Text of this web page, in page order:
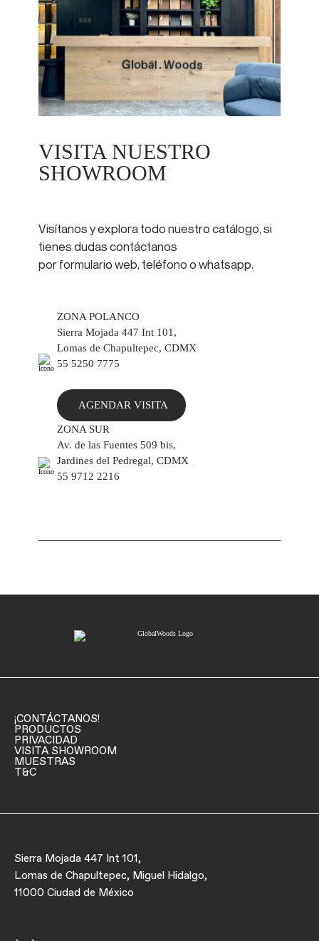
VISITA NUESTRO
SHOWROOM
Visítanos y explora todo nuestro catálogo, si
tienes dudas contáctanos
por formulario web, teléfono o whatsapp.
ZONA POLANCO
Sierra Mojada 447 Int 101,
Lomas de Chapultepec, CDMX
55 5250 7775
AGENDAR VISITA
ZONA SUR
Av. de las Fuentes 509 bis,
Jardines del Pedregal, CDMX
55 9712 2216
¡CONTÁCTANOS!
PRODUCTOS
PRIVACIDAD
VISITA SHOWROOM
MUESTRAS
T&C
Sierra Mojada 447 Int 101,
Lomas de Chapultepec, Miguel Hidalgo,
11000 Ciudad de México